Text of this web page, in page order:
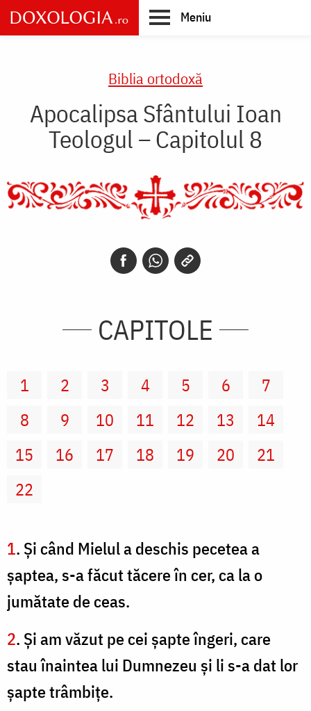
Skip
to
main
Meniu
Biblia ortodoxă
Apocalipsa Sfântului Ioan
Teologul – Capitolul 8
CAPITOLE
1 2 3 4 5 6
7
8
9 10 11 12 13
14
15
16 17 18 19 20
21
22
1. Şi când Mielul a deschis pecetea a
şaptea, s-a făcut tăcere în cer, ca la o
jumătate de ceas.
2. Şi am văzut pe cei şapte îngeri, care
stau înaintea lui Dumnezeu şi li s-a dat lor
şapte trâmbiţe.